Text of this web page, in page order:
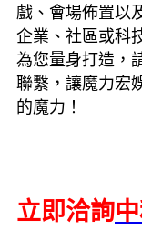
戲、會場佈置以
企業、社區或科
為您量身打造，
聯繫，讓魔力宏
的魔力！
立即洽詢